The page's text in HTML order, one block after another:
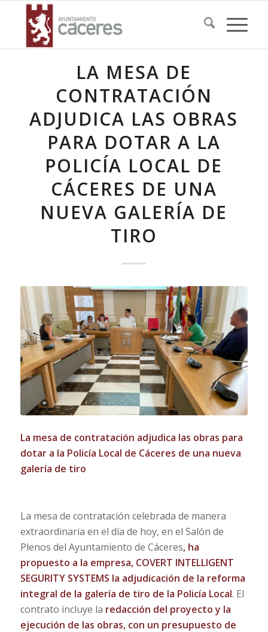
LA MESA DE
CONTRATACIÓN
ADJUDICA LAS OBRAS
PARA DOTAR A LA
POLICÍA LOCAL DE
CÁCERES DE UNA
NUEVA GALERÍA DE
TIRO
La mesa de contratación adjudica las obras para
dotar a la Policía Local de Cáceres de una nueva
galería de tiro
La mesa de contratación celebrada de manera
extraordinaria en el día de hoy, en el Salón de
Plenos del Ayuntamiento de Cáceres, ha
propuesto a la empresa, COVERT INTELLIGENT
SEGURITY SYSTEMS la adjudicación de la reforma
integral de la galería de tiro de la Policía Local. El
contrato incluye la redacción del proyecto y la
ejecución de las obras, con un presupuesto de